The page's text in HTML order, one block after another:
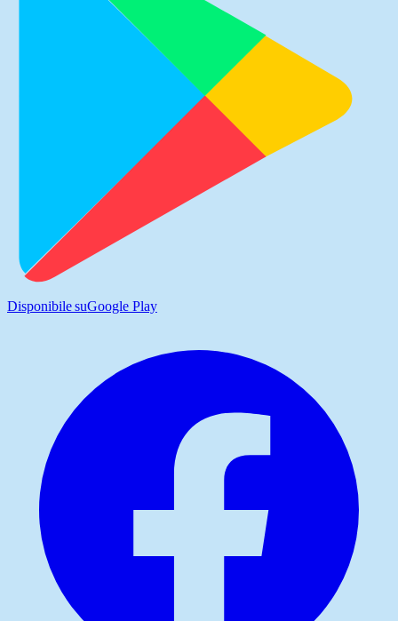
Disponibile suGoogle Play